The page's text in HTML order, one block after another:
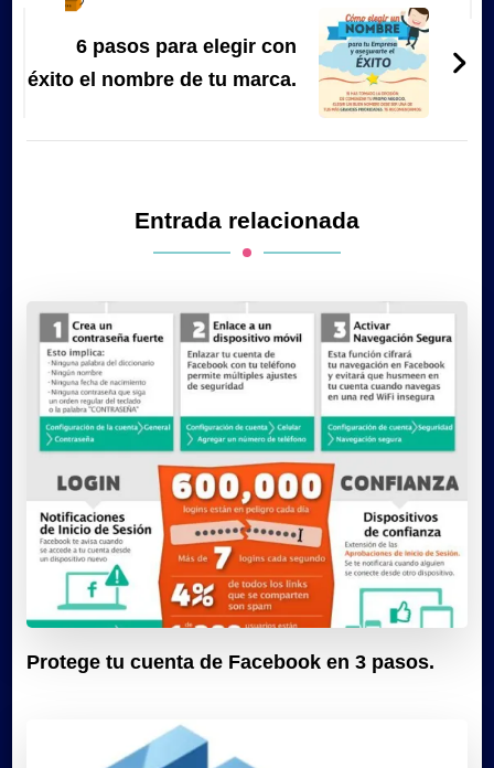
6 pasos para elegir con
éxito el nombre de tu marca.
Entrada relacionada
Protege tu cuenta de Facebook en 3 pasos.